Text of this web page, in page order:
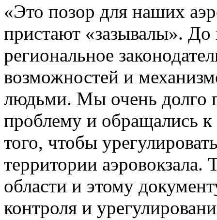
«Это позор для наших
пристают «зазывалы».
региональное
возможностей и
людьми. Мы очень долго
проблему и обращались
того, чтобы
территории аэровокзала.
области и этому
контроля и